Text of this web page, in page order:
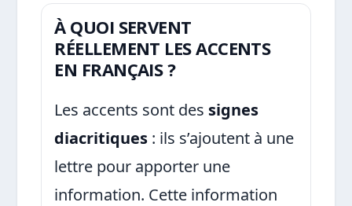
À QUOI SERVENT
RÉELLEMENT LES ACCENTS
EN FRANÇAIS ?
Les accents sont des signes
diacritiques : ils s’ajoutent à une
lettre pour apporter une
information. Cette information